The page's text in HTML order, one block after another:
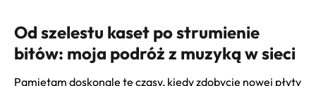
Od szelestu kaset po strumienie
bitów: moja podróż z muzyką w sieci
Pamiętam doskonale te czasy, kiedy zdobycie nowej płyty